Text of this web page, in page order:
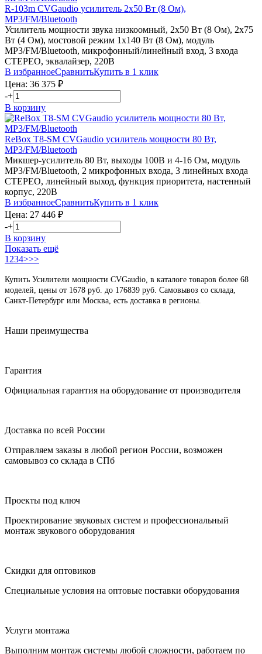
R-103m CVGaudio усилитель 2х50 Вт (8 Ом),
MP3/FM/Bluetooth
Усилитель мощности звука низкоомный, 2х50 Вт (8 Ом), 2х75
Вт (4 Ом), мостовой режим 1х140 Вт (8 Ом), модуль
MP3/FM/Bluetooth, микрофонный/линейный вход, 3 входа
СТЕРЕО, эквалайзер, 220В
В избранноеСравнитьКупить в 1 клик
Цена: 36 375 ₽
-+
В корзину
ReBox T8-SM CVGaudio усилитель мощности 80 Вт,
MP3/FM/Bluetooth
Микшер-усилитель 80 Вт, выходы 100В и 4-16 Ом, модуль
MP3/FM/Bluetooth, 2 микрофонных входа, 3 линейных входа
СТЕРЕО, линейный выход, функция приоритета, настенный
корпус, 220В
В избранноеСравнитьКупить в 1 клик
Цена: 27 446 ₽
-+
В корзину
Показать ещё
1 234>>>
Купить Усилители мощности CVGaudio, в каталоге товаров более 68
моделей, цены от 1678 руб. до 176839 руб. Cамовывоз со склада,
Санкт-Петербург или Москва, есть доставка в регионы.
Наши преимущества
Гарантия
Официальная гарантия на оборудование от производителя
Доставка по всей России
Отправляем заказы в любой регион России, возможен
самовывоз со склада в СПб
Проекты под ключ
Проектирование звуковых систем и профессиональный
монтаж звукового оборудования
Скидки для оптовиков
Специальные условия на оптовые поставки оборудования
Услуги монтажа
Выполним монтаж системы любой сложности, работаем по